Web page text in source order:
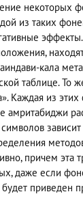
некоторых
из таких
кала
таблице. То
Каждая из
причем эта
даже если
приведен